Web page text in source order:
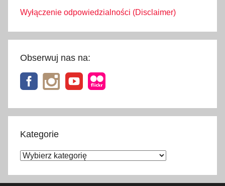
Wyłączenie odpowiedzialności (Disclaimer)
Obserwuj nas na:
Kategorie
Kategorie